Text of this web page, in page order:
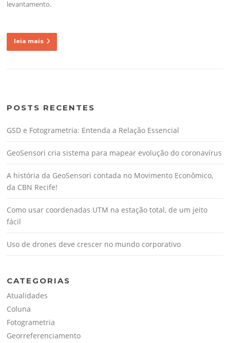
levantamento.
leia mais
POSTS RECENTES
GSD e Fotogrametria: Entenda a Relação Essencial
GeoSensori cria sistema para mapear evolução do coronavírus
A história da GeoSensori contada no Movimento Econômico,
da CBN Recife!
Como usar coordenadas UTM na estação total, de um jeito
fácil
Uso de drones deve crescer no mundo corporativo
CATEGORIAS
Atualidades
Coluna
Fotogrametria
Georreferenciamento